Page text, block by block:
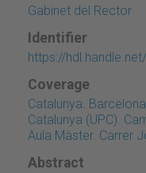
Gabinet del Rector
Identifier
https://
Coverage
Catalunya.
Catalunya (UPC).
Aula Màster. Carrer
Abstract